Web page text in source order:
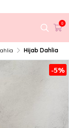
0
Hijab Dahlia
-5%